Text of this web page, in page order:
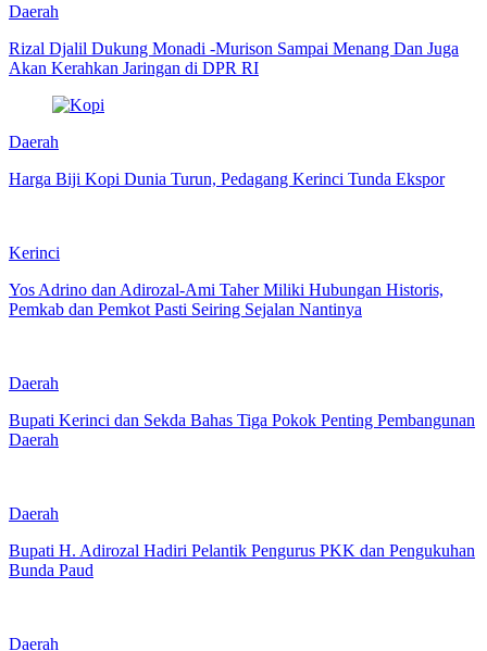
Daerah
Rizal Djalil Dukung Monadi -Murison Sampai Menang Dan Juga
Akan Kerahkan Jaringan di DPR RI
Daerah
Harga Biji Kopi Dunia Turun, Pedagang Kerinci Tunda Ekspor
Kerinci
Yos Adrino dan Adirozal-Ami Taher Miliki Hubungan Historis,
Pemkab dan Pemkot Pasti Seiring Sejalan Nantinya
Daerah
Bupati Kerinci dan Sekda Bahas Tiga Pokok Penting Pembangunan
Daerah
Daerah
Bupati H. Adirozal Hadiri Pelantik Pengurus PKK dan Pengukuhan
Bunda Paud
Daerah